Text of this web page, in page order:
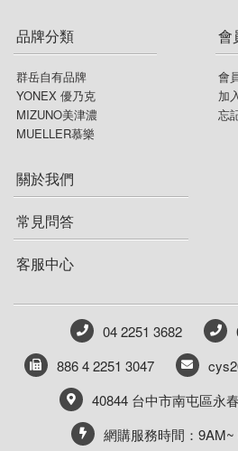
品牌分類
群岳自有品牌
YONEX 優乃克
MIZUNO美津濃
MUELLER慕樂
會
會
加
忘
關於我們
常見問答
客服中心
04 2251 3682
886 4 2251 3047
40844 台中市南屯區永
網購服務時間：